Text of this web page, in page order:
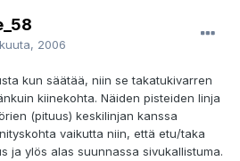
2006
kun säätää, niin se takatukivarren
kiinekohta. Näiden pisteiden linja
(pituus) keskilinjan kanssa
vaikutta niin, että etu/taka
ja ylös alas suunnassa sivukallistuma.